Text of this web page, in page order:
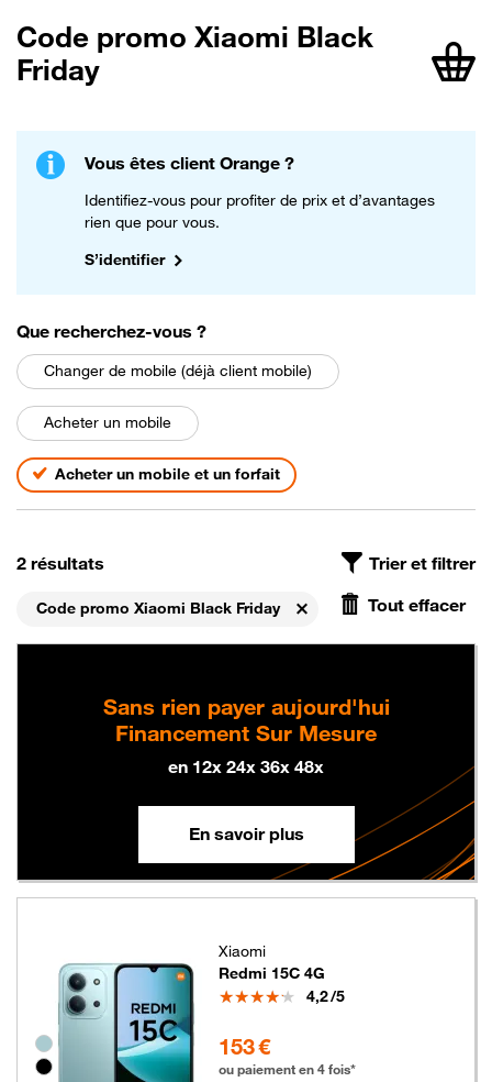
Code promo Xiaomi Black
Friday
Vous êtes client Orange ?
Identifiez-vous pour profiter de prix et d’avantages
rien que pour vous.
S’identifier
Que recherchez-vous parmi les choix suivants
?
Changer de mobile (déjà client mobile)
Acheter un mobile
Acheter un mobile et un forfait
On a trouvé
2 résultats , avec le filtre Code promo Xiaomi Black
Trier et filtrer
Code promo Xiaomi Black Friday
Tout effacer
Sans rien payer aujourd'hui
Financement Sur Mesure
en 12x 24x 36x 48x
En savoir plus
Groupe de couleurs disponibles non sélectionnables
Xiaomi
Redmi 15C 4G
Note
4,2/5
153 €
ou paiement en 4 fois*